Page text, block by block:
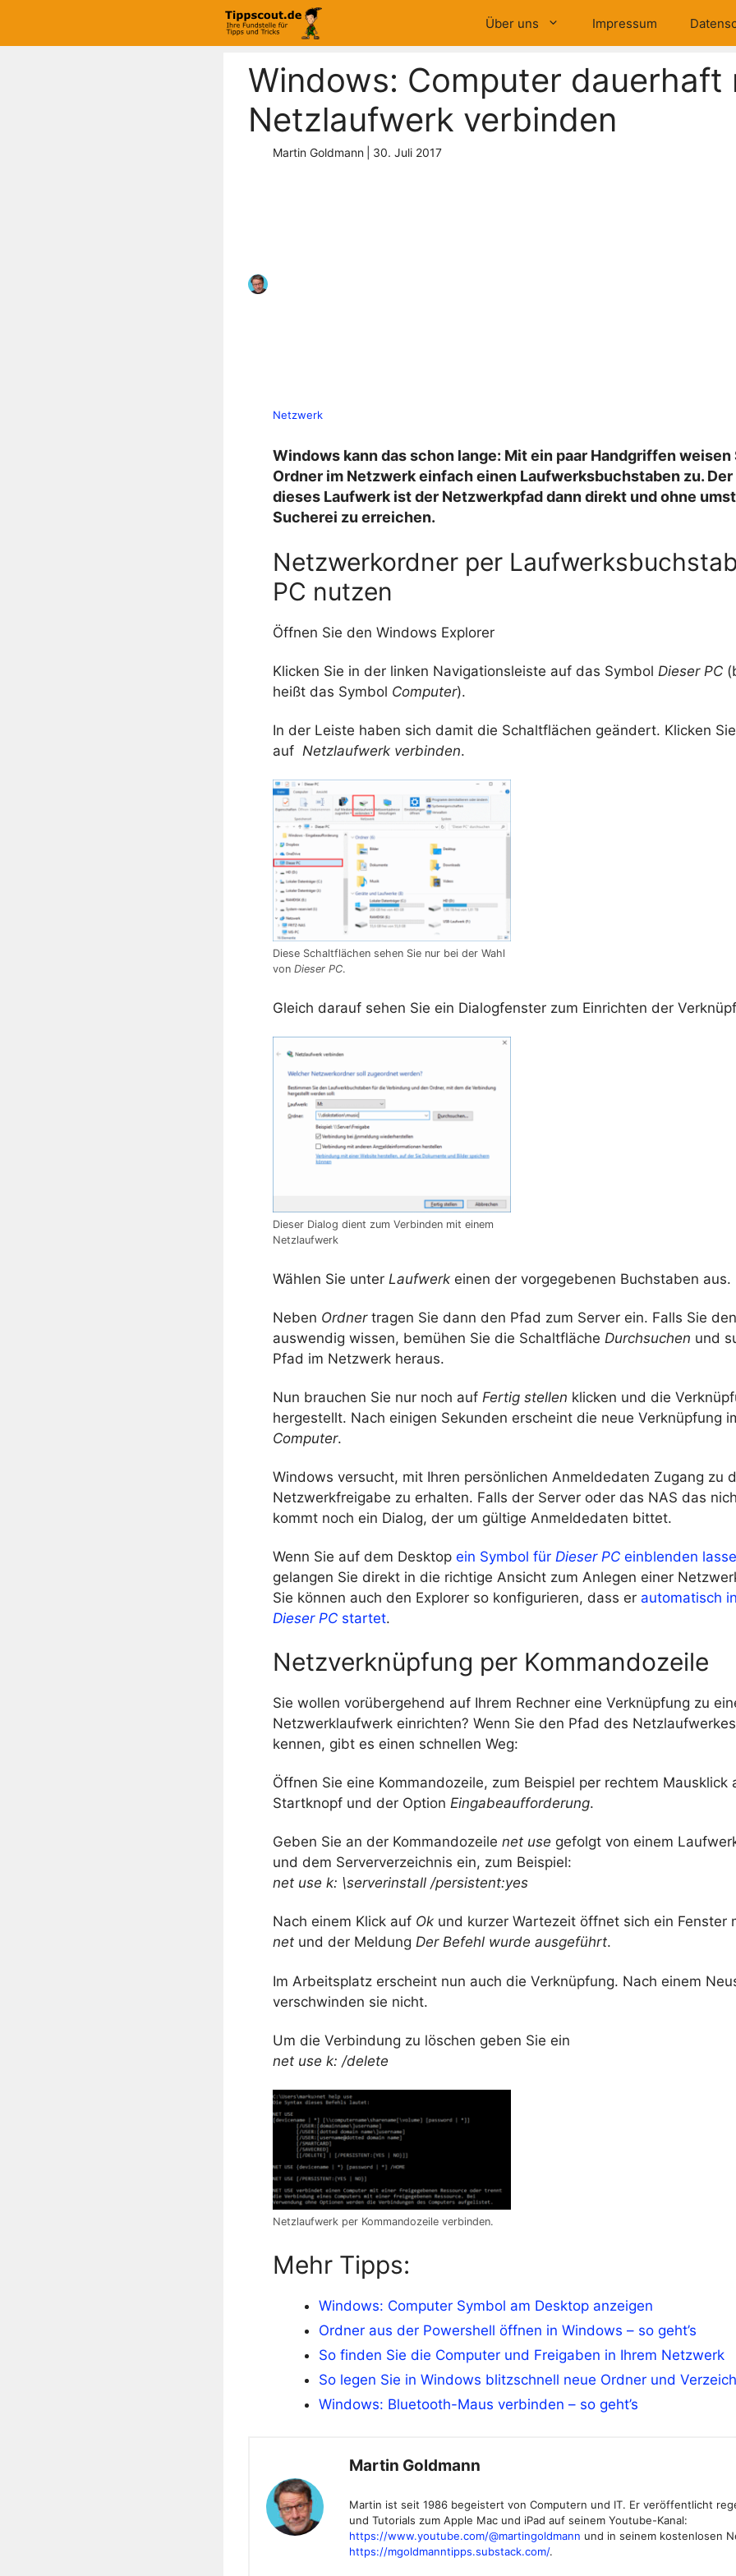
springen
Über uns Impressum
Windows: Computer dauerhaft
Netzlaufwerk verbinden
Martin Goldmann 30. Juli 2017
Netzwerk
Windows kann das schon lange: Mit ein paar Handgriffen weisen
Ordner im Netzwerk einfach einen Laufwerksbuchstaben zu.
dieses Laufwerk ist der Netzwerkpfad dann direkt und ohne
Sucherei zu erreichen.
Netzwerkordner per
PC nutzen
Öffnen Sie den Windows Explorer
Klicken Sie in der linken Navigationsleiste auf das Symbol Dieser PC
heißt das Symbol Computer).
In der Leiste haben sich damit die Schaltflächen geändert. Klicken Sie
auf Netzlaufwerk verbinden.
Diese Schaltflächen sehen Sie nur bei der Wahl
von Dieser PC.
Gleich darauf sehen Sie ein Dialogfenster zum Einrichten der
Dieser Dialog dient zum Verbinden mit einem
Netzlaufwerk
Wählen Sie unter Laufwerk einen der vorgegebenen Buchstaben aus.
Neben Ordner tragen Sie dann den Pfad zum Server ein. Falls Sie
auswendig wissen, bemühen Sie die Schaltfläche Durchsuchen und
Pfad im Netzwerk heraus.
Nun brauchen Sie nur noch auf Fertig stellen klicken und die
hergestellt. Nach einigen Sekunden erscheint die neue Verknüpfung
Computer.
Windows versucht, mit Ihren persönlichen Anmeldedaten Zugang zu
Netzwerkfreigabe zu erhalten. Falls der Server oder das NAS das
kommt noch ein Dialog, der um gültige Anmeldedaten bittet.
Wenn Sie auf dem Desktop ein Symbol für Dieser PC einblenden
gelangen Sie direkt in die richtige Ansicht zum Anlegen einer
Sie können auch den Explorer so konfigurieren, dass er automatisch
Dieser PC startet.
Netzverknüpfung per Kommandozeile
Sie wollen vorübergehend auf Ihrem Rechner eine Verknüpfung zu
Netzwerklaufwerk einrichten? Wenn Sie den Pfad des
kennen, gibt es einen schnellen Weg:
Öffnen Sie eine Kommandozeile, zum Beispiel per rechtem Mausklick
Startknopf und der Option Eingabeaufforderung.
Geben Sie an der Kommandozeile net use gefolgt von einem
und dem Serververzeichnis ein, zum Beispiel:
net use k: \serverinstall /persistent:yes
Nach einem Klick auf Ok und kurzer Wartezeit öffnet sich ein Fenster
net und der Meldung Der Befehl wurde ausgeführt.
Im Arbeitsplatz erscheint nun auch die Verknüpfung. Nach einem
verschwinden sie nicht.
Um die Verbindung zu löschen geben Sie ein
net use k: /delete
Netzlaufwerk per Kommandozeile verbinden.
Mehr Tipps:
Windows: Computer Symbol am Desktop anzeigen
Ordner aus der Powershell öffnen in Windows – so geht’s
So finden Sie die Computer und Freigaben in Ihrem Netzwerk
So legen Sie in Windows blitzschnell neue Ordner und
Windows: Bluetooth-Maus verbinden – so geht’s
Martin Goldmann
Martin ist seit 1986 begeistert von Computern und IT. Er veröffentlicht
und Tutorials zum Apple Mac und iPad auf seinem Youtube-Kanal:
https://www.youtube.com/@martingoldmann und in seinem kostenlosen
https://mgoldmanntipps.substack.com/.